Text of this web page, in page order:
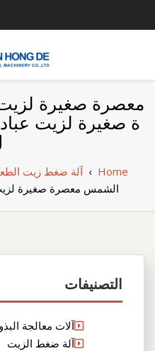
معصرة صغيرة
ة صغيرة لزيت
Home
›آلة ضغط زيت
الشمس معصرة صغيرة
التصنيفات
آلات معالجة
آلة ضغط الزيت